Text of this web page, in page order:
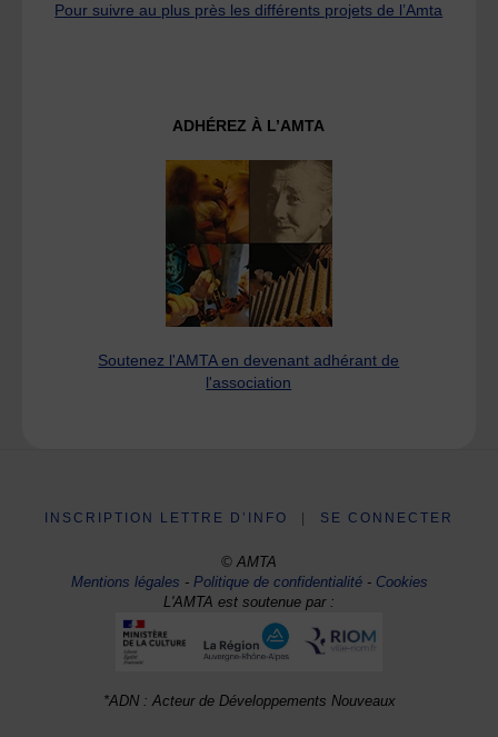
Pour suivre au plus près les différents projets de l’Amta
ADHÉREZ À L’AMTA
Soutenez l'AMTA en devenant adhérant de
l'association
INSCRIPTION LETTRE D’INFO SE CONNECTER
© AMTA
Mentions légales -Politique de confidentialité- Cookies
L'AMTA est soutenue par :
*ADN : Acteur de Développements Nouveaux